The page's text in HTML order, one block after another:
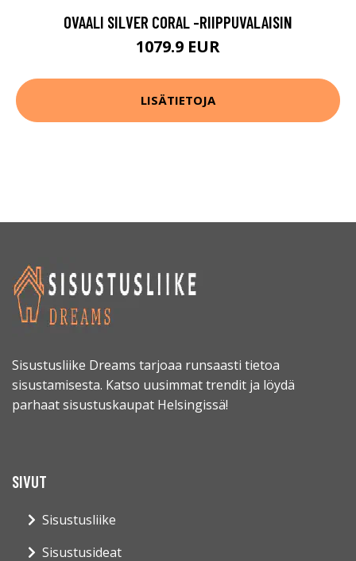
OVAALI SILVER CORAL -RIIPPUVALAISIN
1079.9 EUR
LISÄTIETOJA
Sisustusliike Dreams tarjoaa runsaasti tietoa
sisustamisesta. Katso uusimmat trendit ja löydä
parhaat sisustuskaupat Helsingissä!
SIVUT
Sisustusliike
Sisustusideat